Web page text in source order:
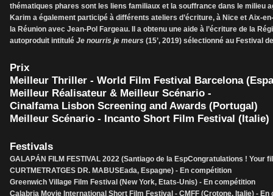
thématiques phares sont les liens familiaux et la souffrance dans le milieu
Karim a également participé à différents ateliers d’écriture, à Nice et Aix-
la Réunion avec Jean-Pol Fargeau. Il a obtenu une aide à l’écriture de la
autoproduit intitulé Je nourris je meurs (15’, 2019) sélectionné au Festival
Prix
Meilleur Thriller - World Film Festival Barcelona
Meilleur Réalisateur & Meilleur Scénario -
Cinalfama Lisbon Screening and Awards (Portugal)
Meilleur Scénario - Incanto Short Film Festival (Italie)
Festivals
GALAPÁN FILM FESTIVAL 2022 (Santiago de la EspCongratulations ! Your
CURTMETRATGES DR. MABUSEada, Espagne) - En compétition
Greenwich Village Film Festival (New York, Etats-Unis) - En compétition
Calabria Movie International Short Film Festival - CMFF (Crotone, Italie) - En